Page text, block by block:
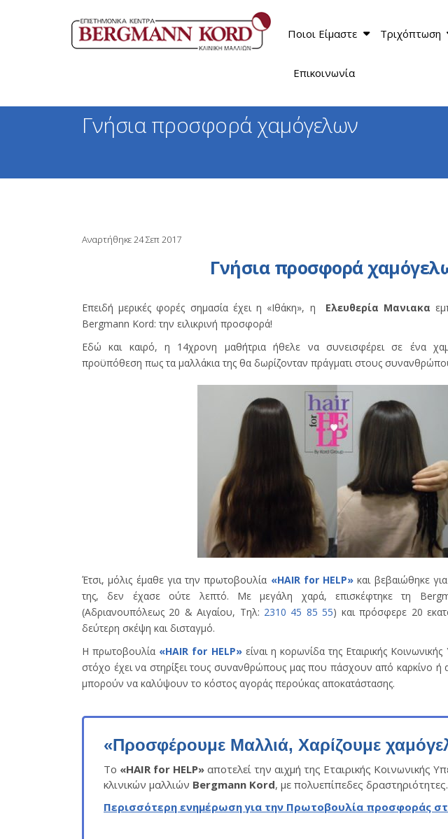
Ποιοι Είμαστε Τριχόπτωση
Επικοινωνία
Γνήσια προσφορά χαμόγελων
Αναρτήθηκε 24 Σεπ 2017
Γνήσια προσφορά
Επειδή μερικές φορές σημασία έχει η «Ιθάκη», η Ελευθερία Μανιακα
Bergmann Kord: την ειλικρινή προσφορά!
Εδώ και καιρό, η 14χρονη μαθήτρια ήθελε να συνεισφέρει σε ένα
προϋπόθεση πως τα μαλλάκια της θα δωρίζονταν πράγματι στους
Έτσι, μόλις έμαθε για την πρωτοβουλία «HAIR for HELP» και βεβαιώθηκε
της, δεν έχασε ούτε λεπτό. Με μεγάλη χαρά, επισκέφτηκε τη
(Αδριανουπόλεως 20 & Αιγαίου, Τηλ: 2310 45 85 55) και πρόσφερε 20
δεύτερη σκέψη και δισταγμό.
Η πρωτοβουλία «HAIR for HELP»είναι η κορωνίδα της Εταιρικής
στόχο έχει να στηρίξει τους συνανθρώπους μας που πάσχουν από καρκίνο ή
μπορούν να καλύψουν το κόστος αγοράς περούκας αποκατάστασης.
«Προσφέρουμε Μαλλιά, Χαρίζουμε
Το «HAIR for HELP» αποτελεί την αιχμή της Εταιρικής Κοινωνικής
κλινικών μαλλιών Bergmann Kord, με πολυεπίπεδες δραστηριότητες.
Περισσότερη ενημέρωση για την Πρωτοβουλία προσφοράς